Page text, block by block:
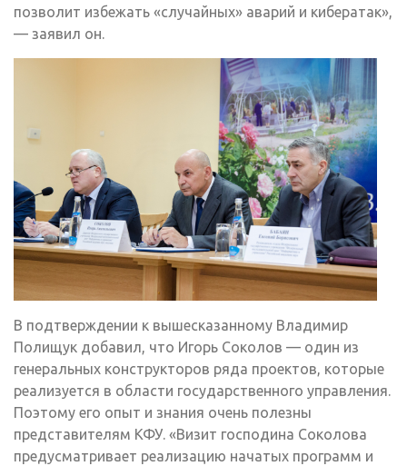
позволит избежать «случайных» аварий и кибератак»,
— заявил он.
В подтверждении к вышесказанному Владимир
Полищук добавил, что Игорь Соколов — один из
генеральных конструкторов ряда проектов, которые
реализуется в области государственного управления.
Поэтому его опыт и знания очень полезны
представителям КФУ. «Визит господина Соколова
предусматривает реализацию начатых программ и